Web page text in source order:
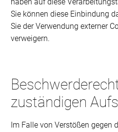
haben auf diese
Sie können diese Einbindung
Sie der Verwendung externer
verweigern.
zuständigen
Im Falle von Verstößen gegen